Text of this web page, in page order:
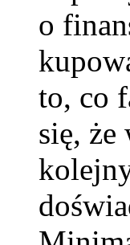
o
to, co
się, że